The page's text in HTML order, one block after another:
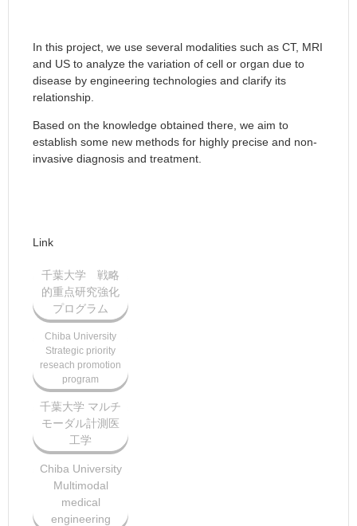
In this project, we use several modalities such as CT, MRI
and US to analyze the variation of cell or organ due to
disease by engineering technologies and clarify its
relationship.
Based on the knowledge obtained there, we aim to
establish some new methods for highly precise and non-
invasive diagnosis and treatment.
Link
千葉大学 戦略
的重点研究強化
プログラム
Chiba University
Strategic priority
reseach promotion
program
千葉大学 マルチ
モーダル計測医
工学
Chiba University
Multimodal
medical
engineering